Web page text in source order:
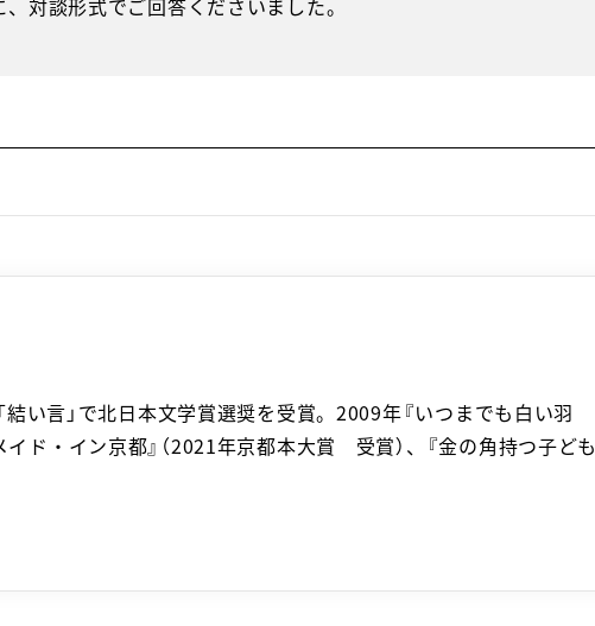
い言」で北日本文学賞選奨を受賞。2009年『いつまでも白い羽
イド・イン京都』（2021年京都本大賞 受賞）、『金の角持つ子ども